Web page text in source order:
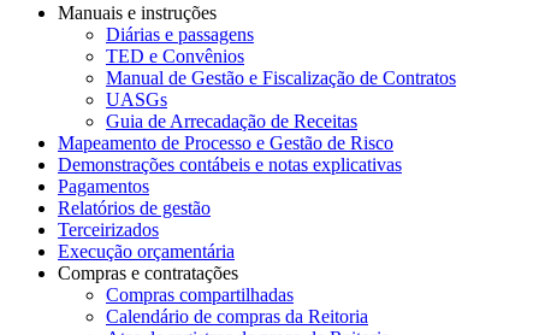
Manuais e instruções
Diárias e passagens
TED e Convênios
Manual de Gestão e Fiscalização de Contratos
UASGs
Guia de Arrecadação de Receitas
Mapeamento de Processo e Gestão de Risco
Demonstrações contábeis e notas explicativas
Pagamentos
Relatórios de gestão
Terceirizados
Execução orçamentária
Compras e contratações
Compras compartilhadas
Calendário de compras da Reitoria